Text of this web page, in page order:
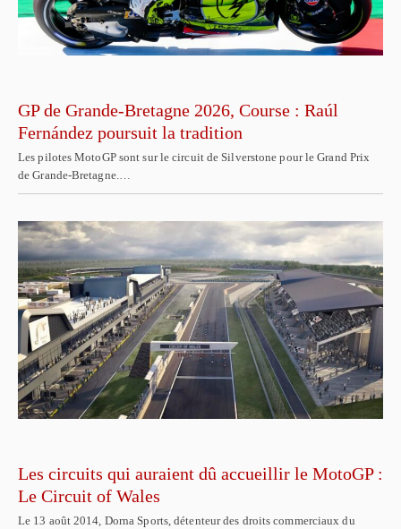
GP de Grande-Bretagne 2026, Course : Raúl
Fernández poursuit la tradition
Les pilotes MotoGP sont sur le circuit de Silverstone pour le Grand Prix
de Grande-Bretagne.…
Les circuits qui auraient dû accueillir le MotoGP :
Le Circuit of Wales
Le 13 août 2014, Dorna Sports, détenteur des droits commerciaux du